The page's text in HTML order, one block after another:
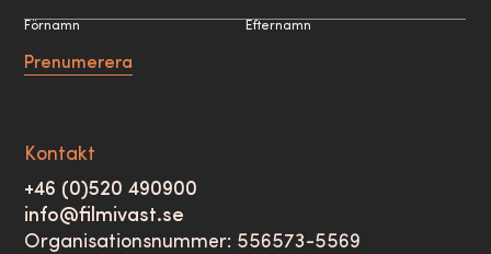
Förnamn Efternamn
Prenumerera
Kontakt
+46 (0)520 490900
info@filmivast.se
Organisationsnummer: 556573-5569